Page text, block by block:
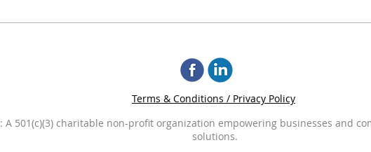
Terms & Conditions / Privacy Policy
: A 501(c)(3) charitable non-profit organization empowering businesses and
solutions.